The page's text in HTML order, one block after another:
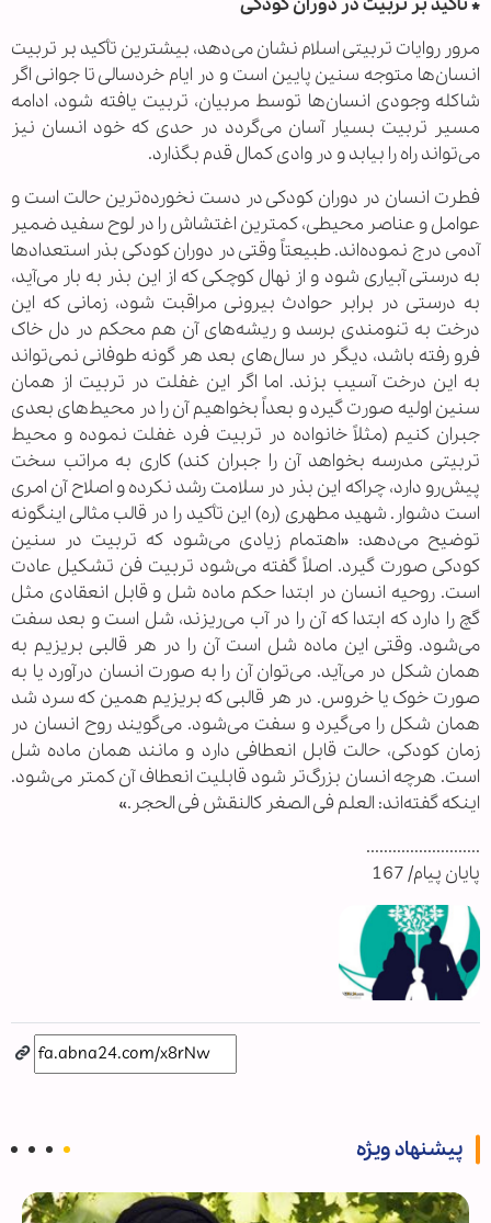
*تأکید بر تربیت در دوران کودکی
مرور روایات تربیتی اسلام نشان می‌دهد، بیشترین تأکید بر تربیت
انسان‌ها متوجه سنین پایین است و در ایام خردسالی تا جوانی اگر
شاکله وجودی انسان‌ها توسط مربیان، تربیت یافته شود، ادامه
مسیر تربیت بسیار آسان می‌گردد در حدی که خود انسان نیز
می‌تواند راه را بیابد و در وادی کمال قدم بگذارد.
فطرت انسان در دوران کودکی در دست نخورده‌ترین حالت است و
عوامل و عناصر محیطی، کمترین اغتشاش را در لوح سفید ضمیر
آدمی درج نموده‌اند. طبیعتاً وقتی در دوران کودکی بذر استعداد‌ها
به درستی آبیاری شود و از نهال کوچکی که از این بذر به بار می‌آید،
به درستی در برابر حوادث بیرونی مراقبت شود، زمانی که این
درخت به تنومندی برسد و ریشه‌های آن هم محکم در دل خاک
فرو رفته باشد، دیگر در سال‌های بعد هر گونه طوفانی نمی‌تواند
به این درخت آسیب بزند. اما اگر این غفلت در تربیت از همان
سنین اولیه صورت گیرد و بعداً بخواهیم آن را در محیط‌های بعدی
جبران کنیم (مثلاً خانواده در تربیت فرد غفلت نموده و محیط
تربیتی مدرسه بخواهد آن را جبران کند) کاری به مراتب سخت
پیش‌رو دارد، چراکه این بذر در سلامت رشد نکرده و اصلاح آن امری
است دشوار. شهید مطهری (ره) این تأکید را در قالب مثالی اینگونه
توضیح می‌دهد: «اهتمام زیادی می‌شود که تربیت در سنین
کودکی صورت گیرد. اصلاً گفته می‌شود تربیت فن تشکیل عادت
است. روحیه انسان در ابتدا حکم ماده شل و قابل انعقادی مثل
گچ را دارد که ابتدا که آن را در آب می‌ریزند، شل است و بعد سفت
می‌شود. وقتی این ماده شل است آن را در هر قالبی بریزیم به
همان شکل در می‌آید. می‌توان آن را به صورت انسان درآورد یا به
صورت خوک یا خروس. در هر قالبی که بریزیم همین که سرد شد
همان شکل را می‌گیرد و سفت می‌شود. می‌گویند روح انسان در
زمان کودکی، حالت قابل انعطافی دارد و مانند همان ماده شل
است. هرچه انسان بزرگ‌تر شود قابلیت انعطاف آن کمتر می‌شود.
اینکه گفته‌اند: العلم فی الصغر کالنقش فی الحجر.»
..........................
پایان پیام/ 167
پیشنهاد ویژه